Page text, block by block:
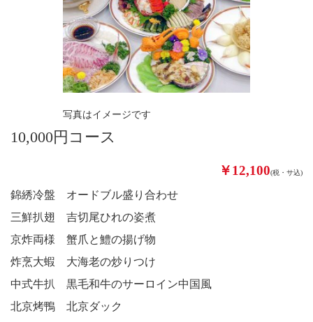
写真はイメージです
10,000円コース
￥12,100(税・サ込)
錦綉冷盤 オードブル盛り合わせ
三鮮扒翅 吉切尾ひれの姿煮
京炸両様 蟹爪と鱧の揚げ物
炸烹大蝦 大海老の炒りつけ
中式牛扒 黒毛和牛のサーロイン中国風
北京烤鴨 北京ダック